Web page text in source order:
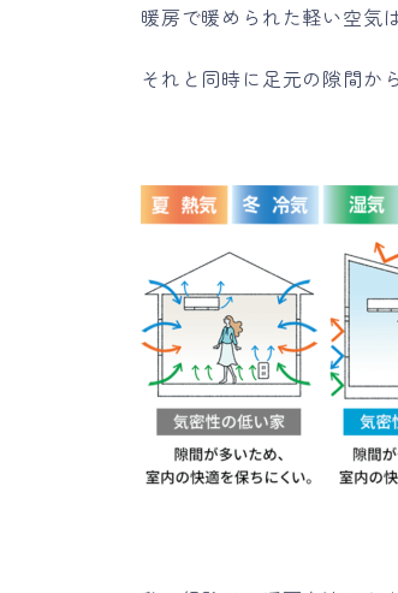
暖房で暖められた軽い空気
それと同時に足元の隙間か